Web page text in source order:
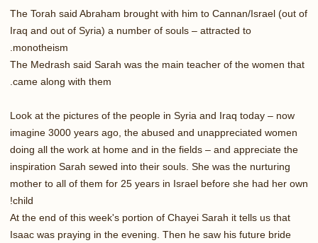
The Torah said Abraham brought with him to Cannan/Israel (out of
Iraq and out of Syria) a number of souls – attracted to
monotheism.
The Medrash said Sarah was the main teacher of the women that
came along with them.
Look at the pictures of the people in Syria and Iraq today – now
imagine 3000 years ago, the abused and unappreciated women
doing all the work at home and in the fields – and appreciate the
inspiration Sarah sewed into their souls. She was the nurturing
mother to all of them for 25 years in Israel before she had her own
child!
At the end of this week's portion of Chayei Sarah it tells us that
Isaac was praying in the evening. Then he saw his future bride